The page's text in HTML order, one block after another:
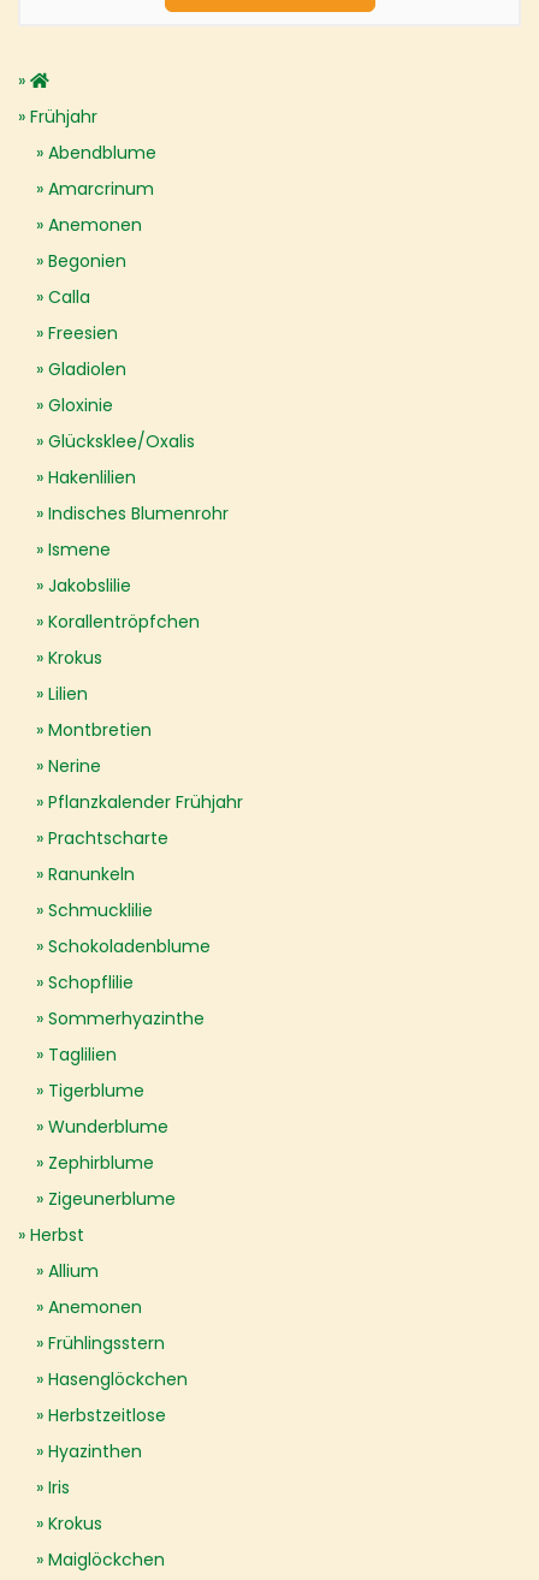
Frühjahr
Abendblume
Amarcrinum
Anemonen
Begonien
Calla
Freesien
Gladiolen
Gloxinie
Glücksklee/Oxalis
Hakenlilien
Indisches Blumenrohr
Ismene
Jakobslilie
Korallentröpfchen
Krokus
Lilien
Montbretien
Nerine
Pflanzkalender Frühjahr
Prachtscharte
Ranunkeln
Schmucklilie
Schokoladenblume
Schopflilie
Sommerhyazinthe
Taglilien
Tigerblume
Wunderblume
Zephirblume
Zigeunerblume
Herbst
Allium
Anemonen
Frühlingsstern
Hasenglöckchen
Herbstzeitlose
Hyazinthen
Iris
Krokus
Maiglöckchen